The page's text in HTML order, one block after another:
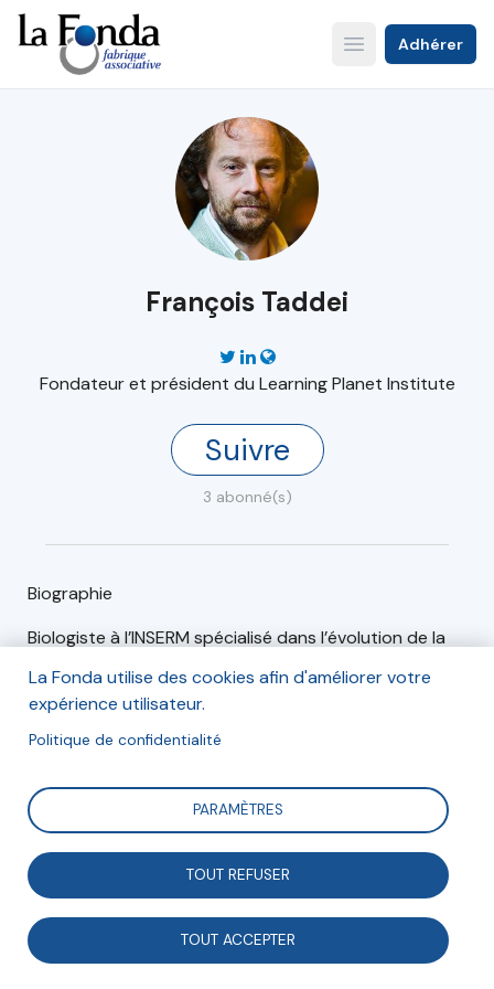
Aller
au
contenu
principal
Open main menu
Adhérer
François Taddei
Fondateur et président du Learning Planet Institute
Suivre
3 abonné(s)
Biographie
Biologiste à l’INSERM spécialisé dans l’évolution de la
quinzaine d’années sur les enjeux éducatifs. Il a
cofondé en 2005, le Centre de Recherches
interdisciplinaires depuis devenu le Learning Planet
Articles (2) Événements (0)
La Fonda utilise des cookies afin d'améliorer votre
expérience utilisateur.
Politique de confidentialité
PARAMÈTRES
TOUT REFUSER
TOUT ACCEPTER